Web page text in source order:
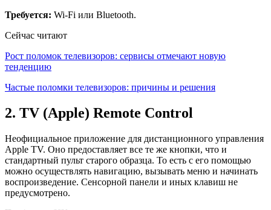
Требуется: Wi-Fi или Bluetooth.
Сейчас читают
Рост поломок телевизоров: сервисы отмечают новую
тенденцию
Частые поломки телевизоров: причины и решения
2. TV (Apple) Remote Control
Неофициальное приложение для дистанционного управления
Apple TV. Оно предоставляет все те же кнопки, что и
стандартный пульт старого образца. То есть с его помощью
можно осуществлять навигацию, вызывать меню и начинать
воспроизведение. Сенсорной панели и иных клавиш не
предусмотрено.